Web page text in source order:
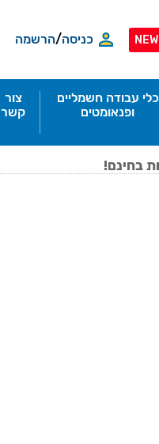
NEW כניסה/הרשמה
כלי עבודה חשמליים
ופנאומטים
צור
קשר